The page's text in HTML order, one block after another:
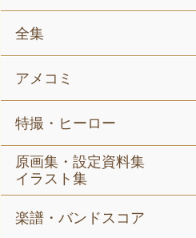
全集
アメコミ
特撮・ヒーロー
原画集・設定資料集
イラスト集
楽譜・バンドスコア